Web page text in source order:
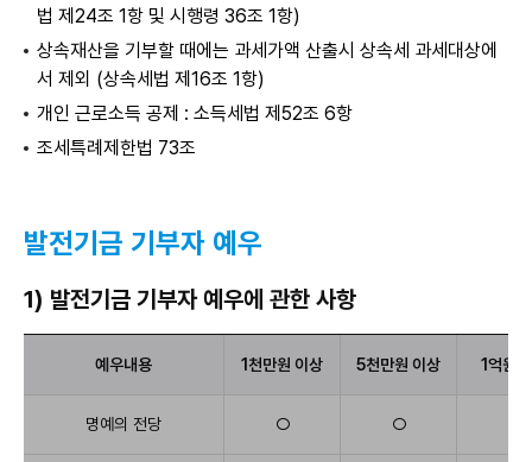
법 제24조 1항 및 시행령 36조 1항)
상속재산을 기부할 때에는 과세가액 산출시 상속세 과세대상에
서 제외 (상속세법 제16조 1항)
개인 근로소득 공제 : 소득세법 제52조 6항
조세특례제한법 73조
발전기금 기부자 예우
1) 발전기금 기부자 예우에 관한 사항
예우내용 1천만원 이상 5천만원 이상 1억원
명예의 전당 ○ ○